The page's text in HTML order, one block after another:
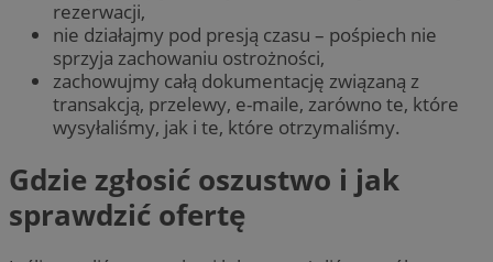
rezerwacji,
nie działajmy pod presją czasu – pośpiech nie
sprzyja zachowaniu ostrożności,
zachowujmy całą dokumentację związaną z
transakcją, przelewy, e-maile, zarówno te, które
wysyłaliśmy, jak i te, które otrzymaliśmy.
Gdzie zgłosić oszustwo i jak
sprawdzić ofertę